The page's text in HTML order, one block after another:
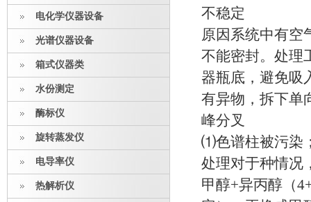
电化学仪器设备
光谱仪器设备
箱式仪器类
水份测定
酶标仪
旋转蒸发仪
电导率仪
热解析仪
不稳定
原因系统中有空
不能密封。处理
器瓶底，避免吸
有异物，拆下单
峰分叉
⑴色谱柱被污染
处理对于种情况
甲醇+异丙醇（